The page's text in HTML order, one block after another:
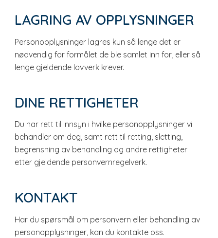
LAGRING AV OPPLYSNINGER
Personopplysninger lagres kun så lenge det er
nødvendig for formålet de ble samlet inn for, eller så
lenge gjeldende lovverk krever.
DINE RETTIGHETER
Du har rett til innsyn i hvilke personopplysninger vi
behandler om deg, samt rett til retting, sletting,
begrensning av behandling og andre rettigheter
etter gjeldende personvernregelverk.
KONTAKT
Har du spørsmål om personvern eller behandling av
personopplysninger, kan du kontakte oss.